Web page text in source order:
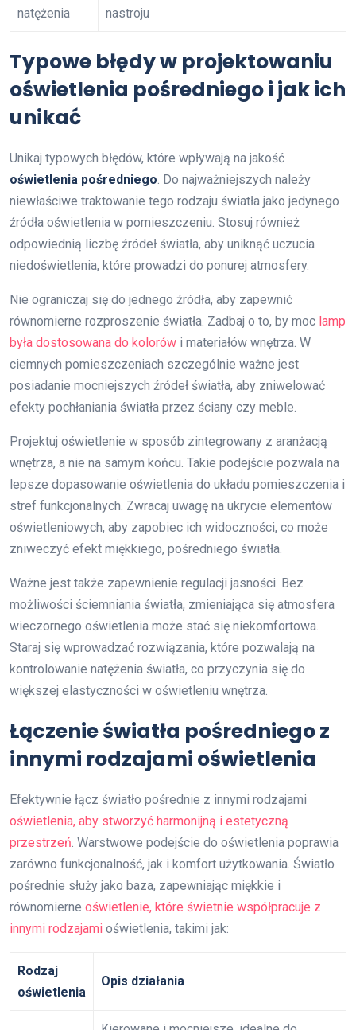
natężenia
nastroju
Typowe błędy w projektowaniu
oświetlenia pośredniego i jak ich
unikać
Unikaj typowych błędów, które wpływają na jakość
oświetlenia pośredniego. Do najważniejszych należy
niewłaściwe traktowanie tego rodzaju światła jako jedynego
źródła oświetlenia w pomieszczeniu. Stosuj również
odpowiednią liczbę źródeł światła, aby uniknąć uczucia
niedoświetlenia, które prowadzi do ponurej atmosfery.
Nie ograniczaj się do jednego źródła, aby zapewnić
równomierne rozproszenie światła. Zadbaj o to, by moc lamp
była dostosowana do kolorów i materiałów wnętrza. W
ciemnych pomieszczeniach szczególnie ważne jest
posiadanie mocniejszych źródeł światła, aby zniwelować
efekty pochłaniania światła przez ściany czy meble.
Projektuj oświetlenie w sposób zintegrowany z aranżacją
wnętrza, a nie na samym końcu. Takie podejście pozwala na
lepsze dopasowanie oświetlenia do układu pomieszczenia i
stref funkcjonalnych. Zwracaj uwagę na ukrycie elementów
oświetleniowych, aby zapobiec ich widoczności, co może
zniweczyć efekt miękkiego, pośredniego światła.
Ważne jest także zapewnienie regulacji jasności. Bez
możliwości ściemniania światła, zmieniająca się atmosfera
wieczornego oświetlenia może stać się niekomfortowa.
Staraj się wprowadzać rozwiązania, które pozwalają na
kontrolowanie natężenia światła, co przyczynia się do
większej elastyczności w oświetleniu wnętrza.
Łączenie światła pośredniego z
innymi rodzajami oświetlenia
Efektywnie łącz światło pośrednie z innymi rodzajami
oświetlenia, aby stworzyć harmonijną i estetyczną
przestrzeń. Warstwowe podejście do oświetlenia poprawia
zarówno funkcjonalność, jak i komfort użytkowania. Światło
pośrednie służy jako baza, zapewniając miękkie i
równomierne oświetlenie, które świetnie współpracuje z
innymi rodzajami oświetlenia, takimi jak:
Rodzaj
oświetlenia
Opis działania